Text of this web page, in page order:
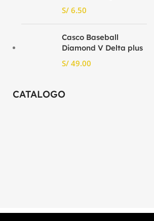
S/
Casco Baseball
Diamond V Delta plus
S/
CATALOGO